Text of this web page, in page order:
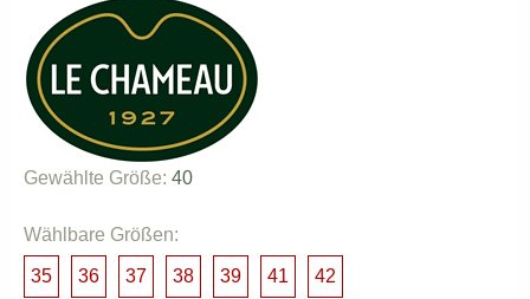
Gewählte Größe: 40
Wählbare Größen:
35 36 37 38 39 41 42